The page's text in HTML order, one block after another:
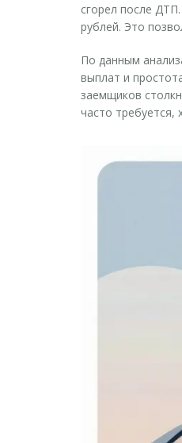
сгорел после
рублей. Это
По данным
выплат и
заемщиков
часто